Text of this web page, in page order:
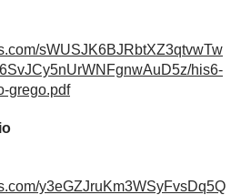
sWUSJK6BJRbtXZ3qtvwTw
his6-
grego.pdf
y3eGZJruKm3WSyFvsDq5Q